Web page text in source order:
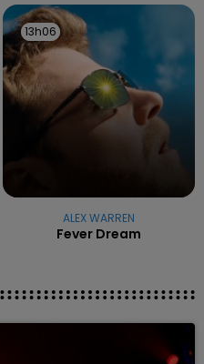
13h06
13h06
ALEX WARREN
Fever Dream